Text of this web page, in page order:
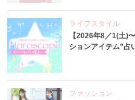
ライフスタイル
【2026年8／1(土)
ションアイテム”
ファッション